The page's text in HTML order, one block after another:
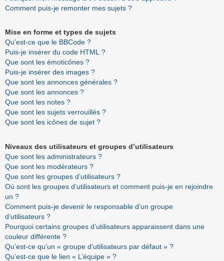
Comment puis-je remonter mes sujets ?
Mise en forme et types de sujets
Qu’est-ce que le BBCode ?
Puis-je insérer du code HTML ?
Que sont les émoticônes ?
Puis-je insérer des images ?
Que sont les annonces générales ?
Que sont les annonces ?
Que sont les notes ?
Que sont les sujets verrouillés ?
Que sont les icônes de sujet ?
Niveaux des utilisateurs et groupes d’utilisateurs
Que sont les administrateurs ?
Que sont les modérateurs ?
Que sont les groupes d’utilisateurs ?
Où sont les groupes d’utilisateurs et comment puis-je en rejoindre
un ?
Comment puis-je devenir le responsable d’un groupe
d’utilisateurs ?
Pourquoi certains groupes d’utilisateurs apparaissent dans une
couleur différente ?
Qu’est-ce qu’un « groupe d’utilisateurs par défaut » ?
Qu’est-ce que le lien « L’équipe » ?